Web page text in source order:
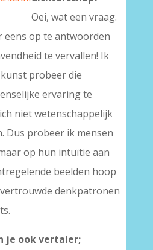
Oei, wat een vraag.
eens op te antwoorden
te vervallen! Ik
probeer die
ervaring te
niet wetenschappelijk
Dus probeer ik mensen
op hun intuïtie aan
beelden hoop
denkpatronen
je ook vertaler;